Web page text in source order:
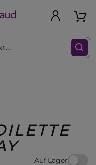
Auf Lager
Filter